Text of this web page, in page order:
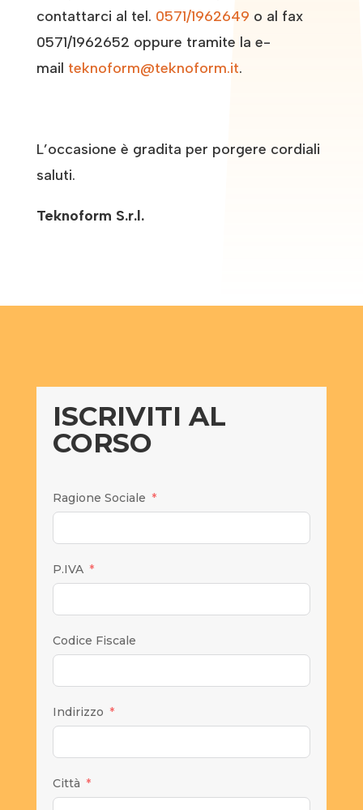
contattarci al tel. 0571/1962649 o al fax
0571/1962652 oppure tramite la e-
mail teknoform@teknoform.it.
L’occasione è gradita per porgere cordiali
saluti.
Teknoform S.r.l.
ISCRIVITI AL
CORSO
Ragione Sociale
P.IVA
Codice Fiscale
Indirizzo
Città